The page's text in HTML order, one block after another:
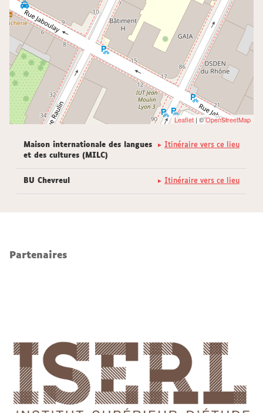
Leaflet | ©OpenStreetMap
Itinéraire vers ce lieu
Maison internationale des langues
et des cultures (MILC)
Itinéraire vers ce lieu
BU Chevreul
Partenaires